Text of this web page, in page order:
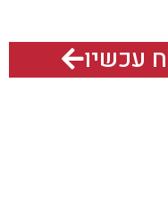
עכשיו